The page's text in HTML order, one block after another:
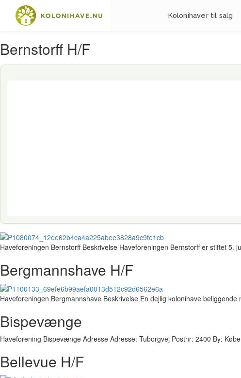
Kolonihaver til salg
Bernstorff H/F
Haveforeningen Bernstorff Beskrivelse Haveforeningen Bernstorff er stiftet 5.
Bergmannshave H/F
Haveforeningen Bergmannshave Beskrivelse En dejlig kolonihave
Bispevænge
Haveforening Bispevænge Adresse Adresse: Tuborgvej Postnr: 2400 By:
Bellevue H/F